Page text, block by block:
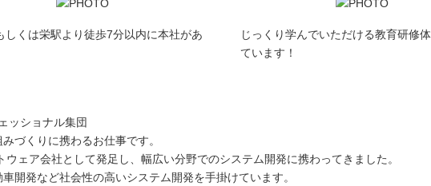
しくは栄駅より徒歩7分以内に本社があ
じっくり学んでいただける教育研修
ています！
ッショナル集団
づくりに携わるお仕事です。
ェア会社として発足し、幅広い分野でのシステム開発に携わってきました。
開発など社会性の高いシステム開発を手掛けています。